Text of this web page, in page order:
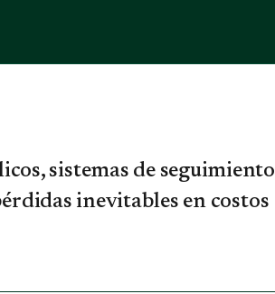
sistemas de seguimiento
inevitables en costos